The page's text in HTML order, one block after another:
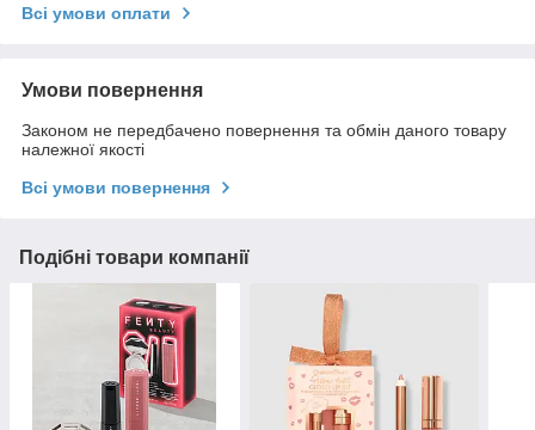
Всі умови оплати
Умови повернення
Законом не передбачено повернення та обмін даного товару
належної якості
Всі умови повернення
Подібні товари компанії